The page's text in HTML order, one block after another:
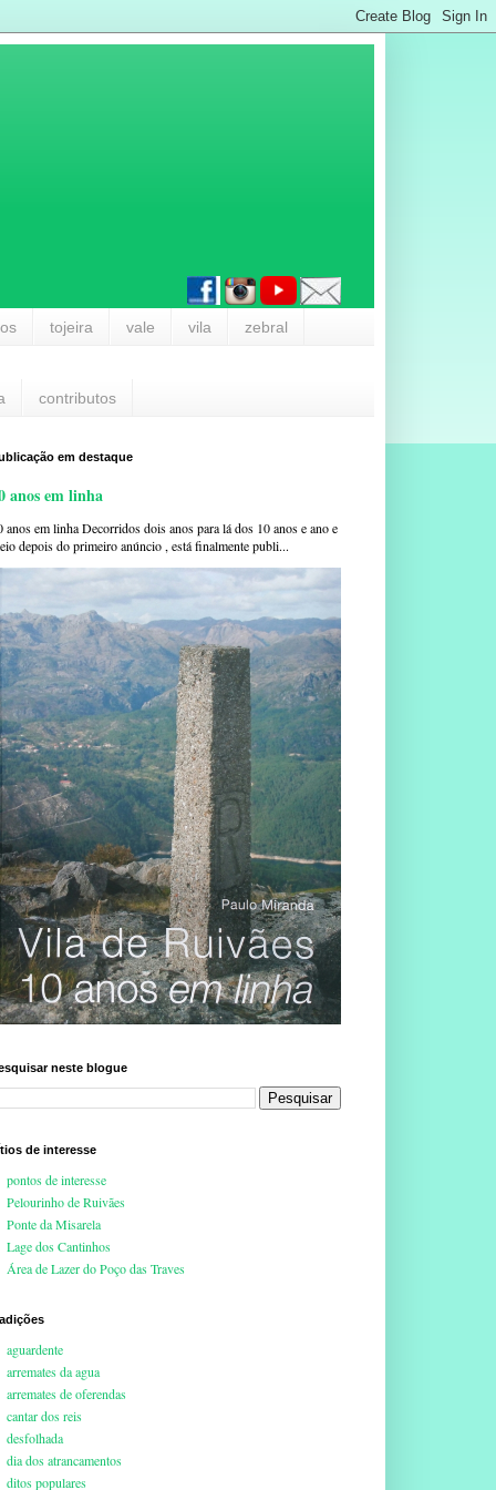
tojeira vale vila zebral
contributos
em destaque
anos em linha
anos em linha Decorridos dois anos para lá dos 10 anos e ano e
depois do primeiro anúncio , está finalmente publi...
neste blogue
de interesse
pontos de interesse
Pelourinho de Ruivães
Ponte da Misarela
Lage dos Cantinhos
Área de Lazer do Poço das Traves
aguardente
arremates da agua
arremates de oferendas
cantar dos reis
desfolhada
dia dos atrancamentos
ditos populares